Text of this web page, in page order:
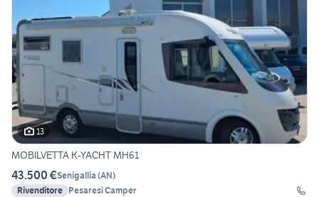
13
MOBILVETTA K-YACHT MH61
43.500 €Senigallia (AN)
Rivenditore Pesaresi Camper